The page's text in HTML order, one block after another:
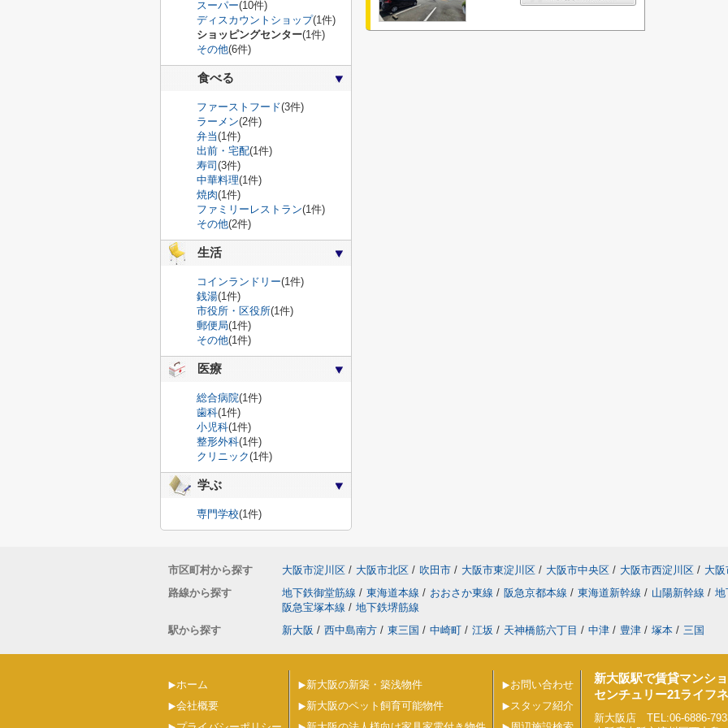
スーパー(10件)
ディスカウントショップ(1件)
ショッピングセンター(1件)
その他(6件)
食べる
ファーストフード(3件)
ラーメン(2件)
弁当(1件)
出前・宅配(1件)
寿司 (3件)
中華料理(1件)
焼肉(1件)
ファミリーレストラン(1件)
その他(2件)
生活
コインランドリー(1件)
銭湯(1件)
市役所・区役所(1件)
郵便局(1件)
その他(1件)
医療
総合病院(1件)
歯科(1件)
小児科(1件)
整形外科(1件)
クリニック(1件)
学ぶ
専門学校(1件)
市区町村から探す 大阪市淀川区 / 大阪市北区 / 吹田市 / 大阪市東淀川区 / 大阪市中央区 / 大阪市西淀川区 / 大
路線から探す
地下鉄御堂筋線 / 東海道本線 / おおさか東線 / 阪急京都本線 / 東海道新幹線 / 山陽新幹線 / 地
阪急宝塚本線 / 地下鉄堺筋線
駅から探す
新大阪 / 西中島南方 / 東三国 / 中崎町 / 江坂 / 天神橋筋六丁目 / 中津 / 豊津 / 塚本 / 三国
ホーム
会社概要
新大阪の新築・築浅物件
新大阪のペット飼育可能物件
お問い合わせ
スタッフ紹介
新大阪駅で賃貸マンシ
センチュリー21ライフ
新大阪店 TEL:06-6886-